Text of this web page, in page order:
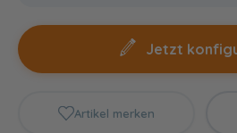
Jetzt
Artikel merken